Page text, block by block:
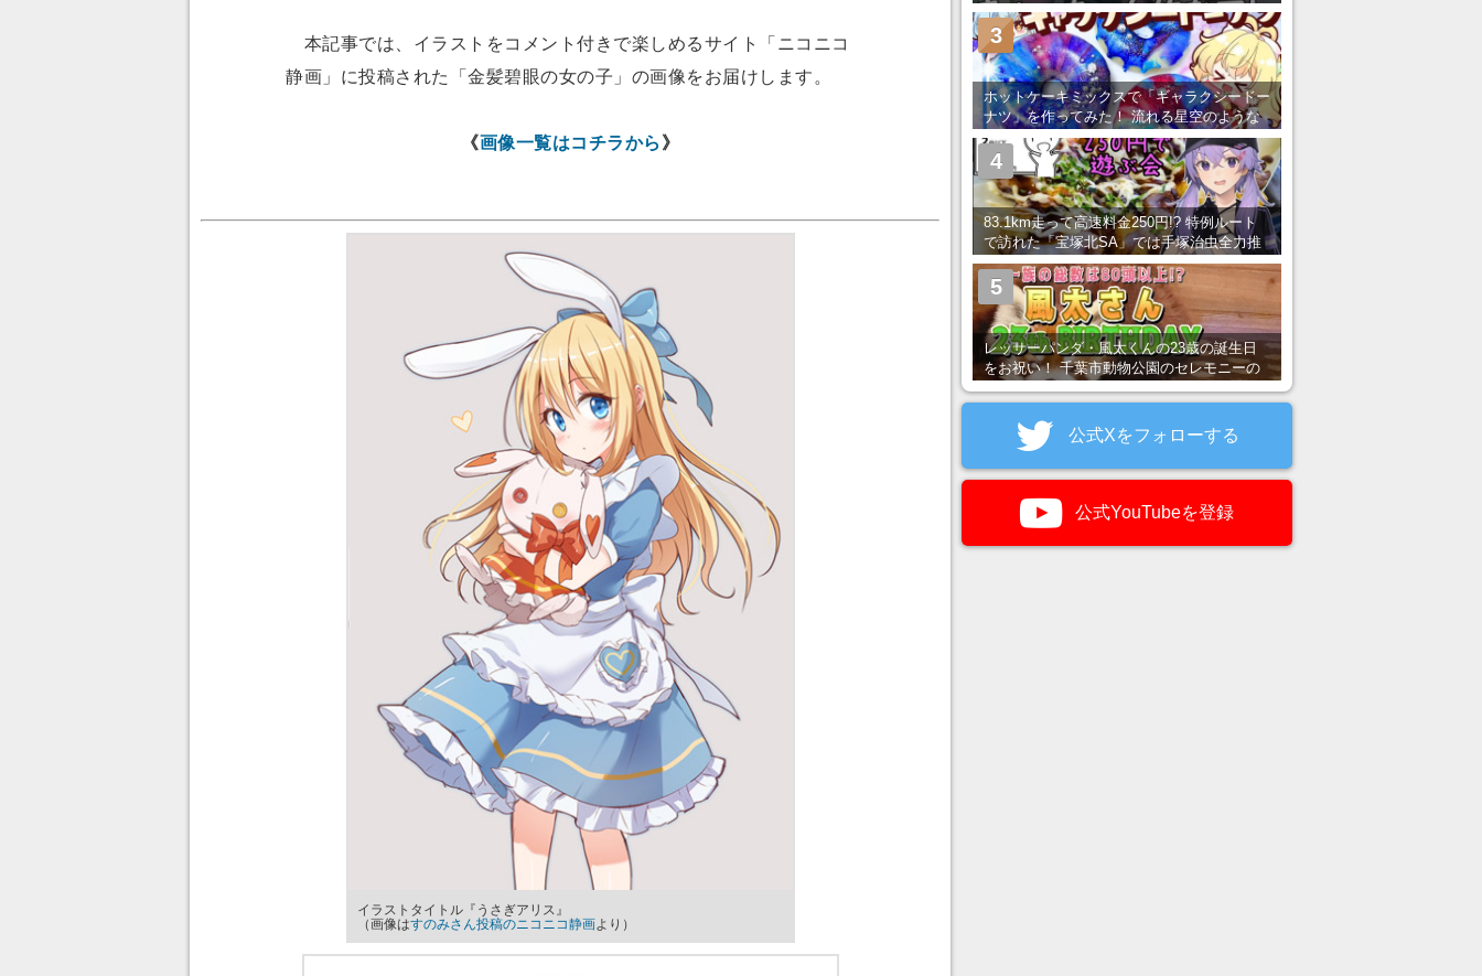
本記事では、イラストをコメント付きで楽しめるサイト「ニコニコ
静画」に投稿された「金髪碧眼の女の子」の画像をお届けします。
《画像一覧はコチラから 》
イラストタイトル『うさぎアリス』
（画像はすのみさん投稿のニコニコ静画より）
みた
ホットケーキミックスで「ギャラクシードー
ナツ」を作ってみた！ 流れる星空のような
レンチン・レシピを紹介
3
83.1km走って高速料金250円!? 特例ルート
で訪れた「宝塚北SA」では手塚治虫全力推
し＆関西グルメが楽しめる！
4
レッサーパンダ・風太くんの23歳の誕生日
をお祝い！ 千葉市動物公園のセレモニーの
5
公式Xをフォローする
公式YouTubeを登録